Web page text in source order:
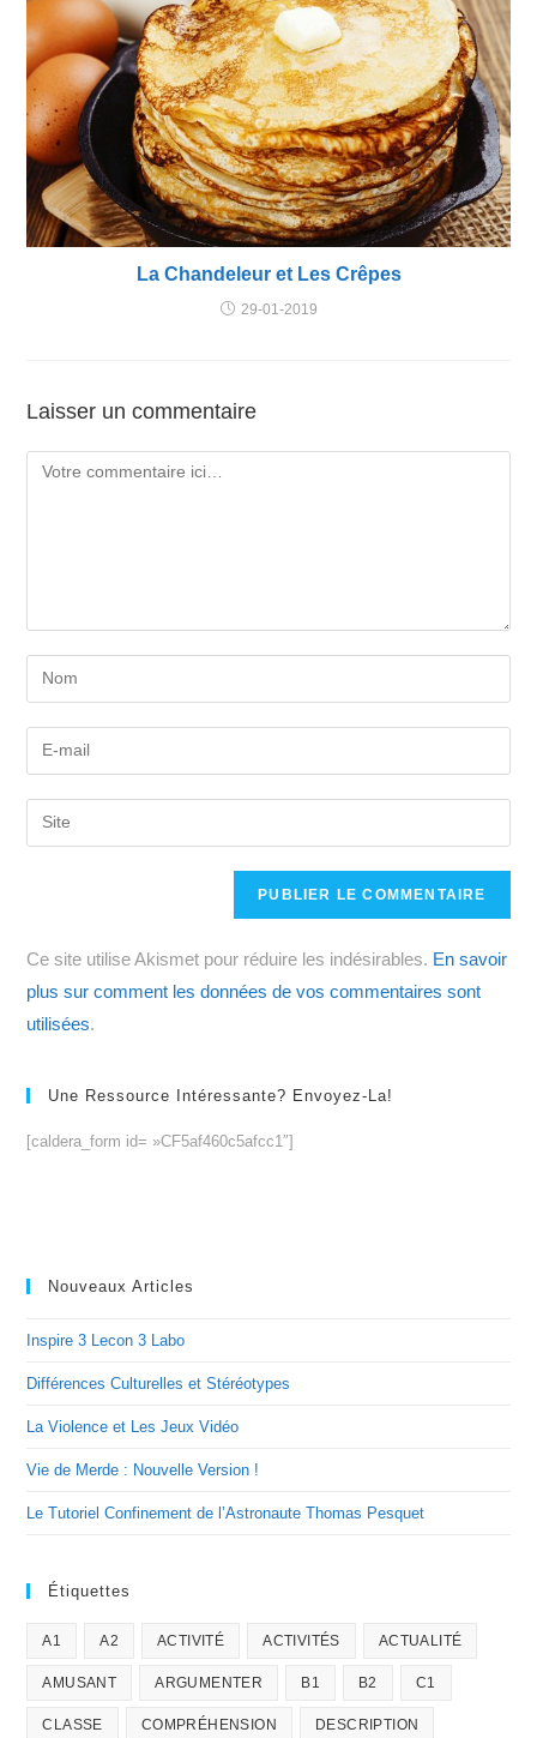
La Chandeleur et Les Crêpes
29-01-2019
Laisser un commentaire
Comment
Enter
your
name
comment
Enter
your
email
address
Saisir
l’URL
(facultatif)
Ce site utilise Akismet pour réduire les indésirables. En savoir
plus sur comment les données de vos commentaires sont
utilisées.
Une Ressource Intéressante? Envoyez-La!
[caldera_form id= »CF5af460c5afcc1″]
Nouveaux Articles
Inspire 3 Lecon 3 Labo
Différences Culturelles et Stéréotypes
La Violence et Les Jeux Vidéo
Vie de Merde : Nouvelle Version !
Le Tutoriel Confinement de l’Astronaute Thomas Pesquet
Étiquettes
A1 A2 ACTIVITÉ ACTIVITÉS ACTUALITÉ
AMUSANT ARGUMENTER B1 B2 C1
CLASSE COMPRÉHENSION DESCRIPTION